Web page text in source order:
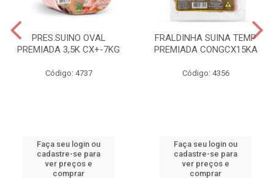
PRES.SUINO OVAL
PREMIADA 3,5K CX+-7KG
Código: 4737
Faça seu login ou
cadastre-se para
ver preços e
comprar
FRALDINHA SUINA TEMP
PREMIADA CONGCX15KA
Código: 4356
Faça seu login ou
cadastre-se para
ver preços e
comprar